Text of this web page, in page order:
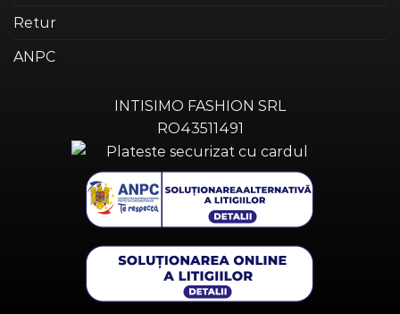
Retur
ANPC
INTISIMO FASHION SRL
RO43511491